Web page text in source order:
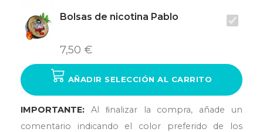
Bolsas de nicotina Pablo
7,50 €
AÑADIR SELECCIÓN AL CARRITO
IMPORTANTE: Al ﬁnalizar la compra, añade un
comentario indicando el color preferido de los